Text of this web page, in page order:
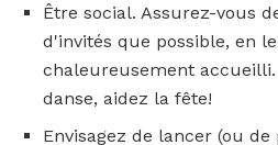
Être social. Assurez-vous
d'invités que possible, en
chaleureusement
danse, aidez la fête!
Envisagez de lancer (ou